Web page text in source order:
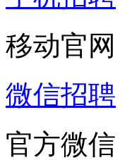
移动官网
微信招聘
官方微信